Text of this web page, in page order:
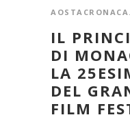
IL
DI
LA
DEL
FILM